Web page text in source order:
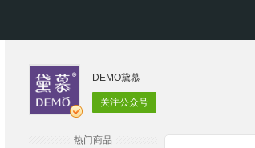
DEMO黛慕
关注公众号
热门商品